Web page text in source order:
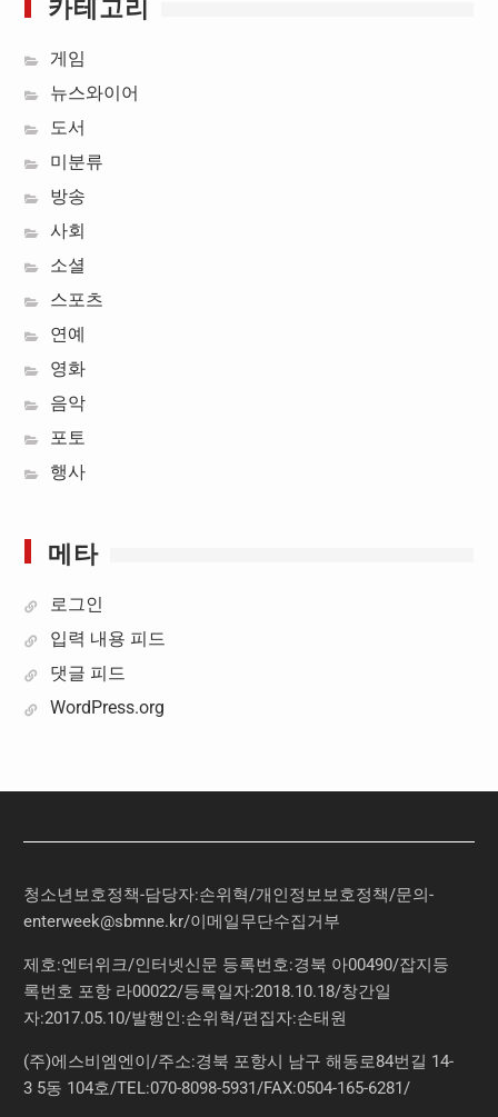
게임
뉴스와이어
도서
미분류
방송
사회
소셜
스포츠
연예
영화
음악
포토
행사
메타
로그인
입력 내용 피드
댓글 피드
WordPress.org
청소년보호정책-담당자:손위혁/개인정보보호정책/문의-
enterweek@sbmne.kr/이메일무단수집거부
제호:엔터위크/인터넷신문 등록번호:경북 아00490/잡지등
록번호 포항 라00022/등록일자:2018.10.18/창간일
자:2017.05.10/발행인:손위혁/편집자:손태원
(주)에스비엠엔이/주소:경북 포항시 남구 해동로84번길 14-
3 5동 104호/TEL:070-8098-5931/FAX:0504-165-6281/